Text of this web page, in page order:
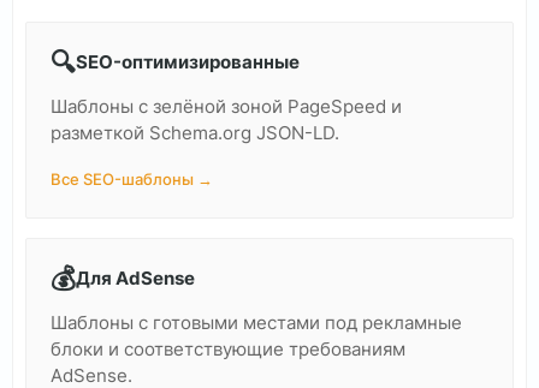
🔍SEO-оптимизированные
Шаблоны с зелёной зоной PageSpeed и
разметкой Schema.org JSON-LD.
Все SEO-шаблоны →
💰Для AdSense
Шаблоны с готовыми местами под рекламные
блоки и соответствующие требованиям
AdSense.